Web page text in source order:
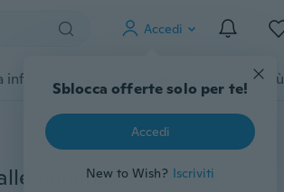
Accedi
Sblocca offerte solo per te!
Accedi
New to Wish? Iscriviti
infanzia Accessori per animali Di più
Benda da polso per sollevamento pesi con guanti da allenamento per supporto della mano di buona qualità